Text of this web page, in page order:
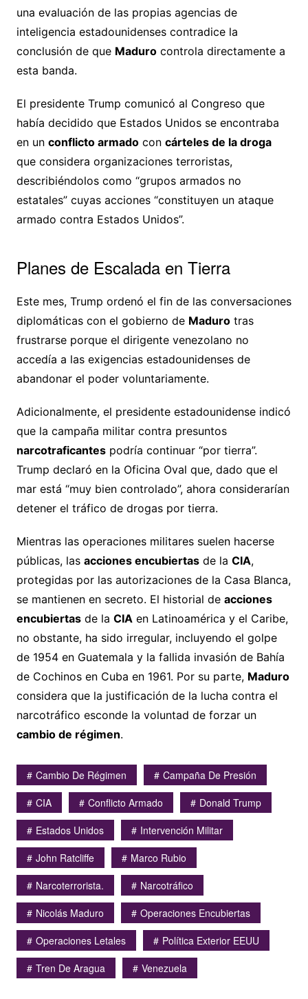
una evaluación de las propias agencias de
inteligencia estadounidenses contradice la
conclusión de que Madurocontrola directamente a
esta banda.
El presidente Trump comunicó al Congreso que
había decidido que Estados Unidos se encontraba
en un conflicto armadocon cárteles de la droga
que considera organizaciones terroristas,
describiéndolos como “grupos armados no
estatales” cuyas acciones “constituyen un ataque
armado contra Estados Unidos”.
Planes de Escalada en Tierra
Este mes, Trump ordenó el fin de las conversaciones
diplomáticas con el gobierno de Madurotras
frustrarse porque el dirigente venezolano no
accedía a las exigencias estadounidenses de
abandonar el poder voluntariamente.
Adicionalmente, el presidente estadounidense indicó
que la campaña militar contra presuntos
narcotraficantespodría continuar “por tierra”.
Trump declaró en la Oficina Oval que, dado que el
mar está “muy bien controlado”, ahora considerarían
detener el tráfico de drogas por tierra.
Mientras las operaciones militares suelen hacerse
públicas, las acciones encubiertasde la CIA,
protegidas por las autorizaciones de la Casa Blanca,
se mantienen en secreto. El historial de acciones
encubiertasde la CIAen Latinoamérica y el Caribe,
no obstante, ha sido irregular, incluyendo el golpe
de 1954 en Guatemala y la fallida invasión de Bahía
de Cochinos en Cuba en 1961. Por su parte, Maduro
considera que la justificación de la lucha contra el
narcotráfico esconde la voluntad de forzar un
cambio de régimen.
Cambio De Régimen
Campaña De Presión
CIA
Conflicto Armado
Donald Trump
Estados Unidos
Intervención Militar
John Ratcliffe
Marco Rubio
Narcoterrorista.
Narcotráfico
Nicolás Maduro
Operaciones Encubiertas
Operaciones Letales
Política Exterior EEUU
Tren De Aragua
Venezuela